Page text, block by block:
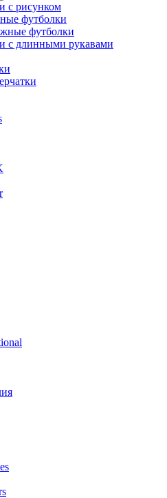
с рисунком
футболки
футболки
с длинными рукавами